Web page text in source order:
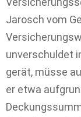
Jarosch vom
unverschuldet
gerät, müsse
er etwa